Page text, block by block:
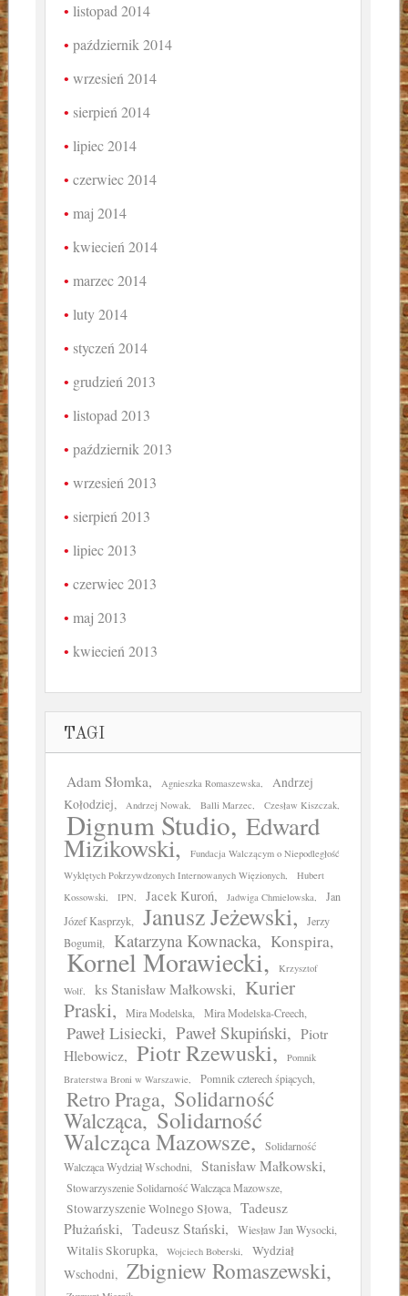
listopad 2014
październik 2014
wrzesień 2014
sierpień 2014
lipiec 2014
czerwiec 2014
maj 2014
kwiecień 2014
marzec 2014
luty 2014
styczeń 2014
grudzień 2013
listopad 2013
październik 2013
wrzesień 2013
sierpień 2013
lipiec 2013
czerwiec 2013
maj 2013
kwiecień 2013
TAGI
Adam Słomka Agnieszka Romaszewska
Andrzej
Kołodziej
Andrzej Nowak Balli Marzec Czesław Kiszczak
Dignum Studio Edward
Mizikowski
Fundacja Walczącym o Niepodległość
Wyklętych Pokrzywdzonych Internowanych Więzionych
Hubert
Kossowski
IPN Jacek Kuroń Jadwiga Chmielowska
Jan
Józef Kasprzyk
Janusz Jeżewski
Jerzy
Bogumił
Katarzyna Kownacka Konspira
Kornel Morawiecki
Krzysztof
Wolf
ks Stanisław Małkowski
Kurier
Praski
Mira Modelska Mira Modelska-Creech
Paweł Lisiecki Paweł Skupiński
Piotr
Hlebowicz
Piotr Rzewuski
Pomnik
Braterstwa Broni w Warszawie
Pomnik czterech śpiących
Retro Praga Solidarność
Walcząca Solidarność
Walcząca Mazowsze
Solidarność
Walcząca Wydział Wschodni
Stanisław Małkowski
Stowarzyszenie Solidarność Walcząca Mazowsze
Stowarzyszenie Wolnego Słowa
Tadeusz
Płużański
Tadeusz Stański Wiesław Jan Wysocki
Witalis Skorupka Wojciech Boberski
Wydział
Wschodni
Zbigniew Romaszewski